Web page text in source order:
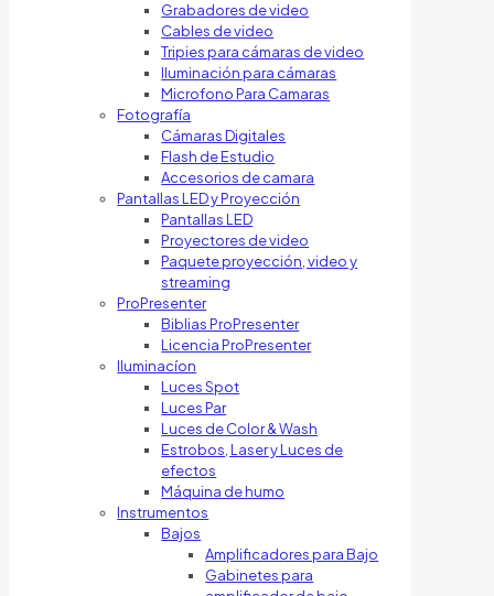
Grabadores de video
Cables de video
Tripies para cámaras de video
Iluminación para cámaras
Microfono Para Camaras
Fotografía
Cámaras Digitales
Flash de Estudio
Accesorios de camara
Pantallas LED y Proyección
Pantallas LED
Proyectores de video
Paquete proyección, video y
streaming
ProPresenter
Biblias ProPresenter
Licencia ProPresenter
Iluminacíon
Luces Spot
Luces Par
Luces de Color & Wash
Estrobos, Laser y Luces de
efectos
Máquina de humo
Instrumentos
Bajos
Amplificadores para Bajo
Gabinetes para